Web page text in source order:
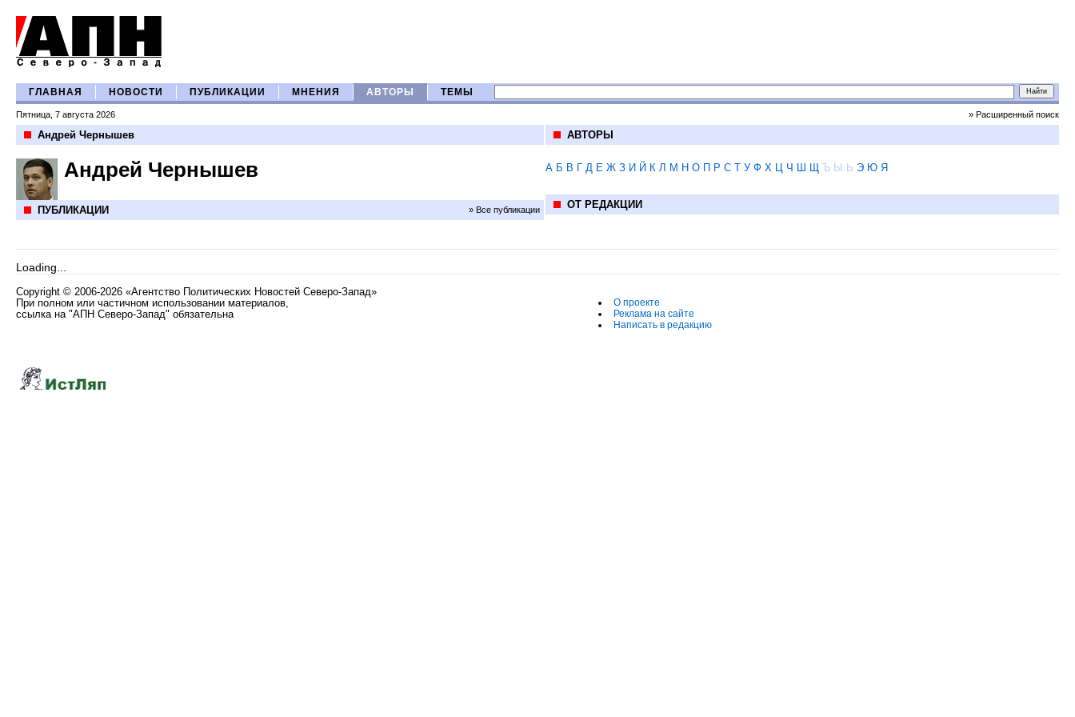
ГЛАВНАЯ НОВОСТИ ПУБЛИКАЦИИ МНЕНИЯ АВТОРЫ ТЕМЫ
Пятница, 7 августа 2026 » Расширенный поиск
Андрей Чернышев
Андрей Чернышев
ПУБЛИКАЦИИ » Все публикации
АВТОРЫ
А Б В Г Д Е Ж З И Й К Л М Н О П Р С Т У Ф Х Ц Ч Ш Щ Ъ Ы Ь Э Ю Я
ОТ РЕДАКЦИИ
Loading...
Copyright © 2006-2026 «Агентство Политических Новостей Северо-Запад»
При полном или частичном использовании материалов,
ссылка на "АПН Северо-Запад" обязательна
О проекте
Реклама на сайте
Написать в редакцию